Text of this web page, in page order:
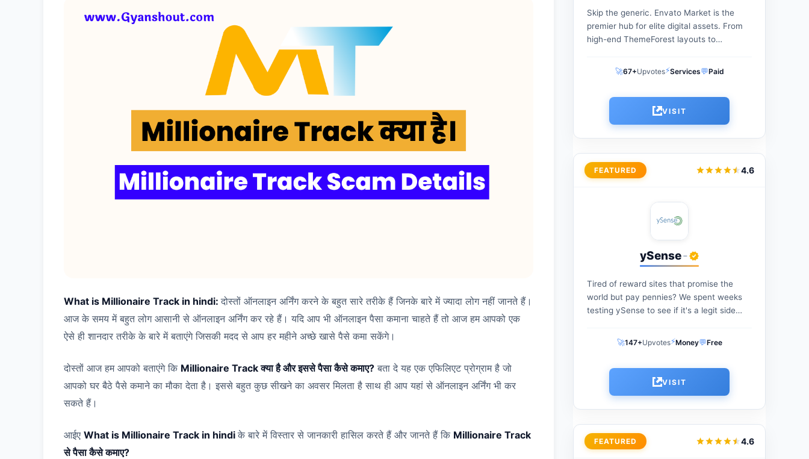
What is Millionaire Track in hindi: दोस्तों ऑनलाइन अर्निंग करने के बहुत सारे तरीके हैं जिनके बारे में ज्यादा लोग नहीं जानते हैं।
आज के समय में बहुत लोग आसानी से ऑनलाइन अर्निंग कर रहे हैं। यदि आप भी ऑनलाइन पैसा कमाना चाहते हैं तो आज हम आपको एक
ऐसे ही शानदार तरीके के बारे में बताएंगे जिसकी मदद से आप हर महीने अच्छे खासे पैसे कमा सकेंगे।
दोस्तों आज हम आपको बताएंगे कि Millionaire Track क्या है और इससे पैसा कैसे कमाए? बता दे यह एक एफिलिएट प्रोग्राम है जो
आपको घर बैठे पैसे कमाने का मौका देता है। इससे बहुत कुछ सीखने का अवसर मिलता है साथ ही आप यहां से ऑनलाइन अर्निंग भी कर
सकते हैं।
आईए What is Millionaire Track in hindi के बारे में विस्तार से जानकारी हासिल करते हैं और जानते हैं कि Millionaire Track
से पैसा कैसे कमाए?
Skip the generic. Envato Market is the
premier hub for elite digital assets. From
high-end ThemeForest layouts to
professional tools with a one-time
payment. The perfect...
🚀67+Upvotes⚡Services💬Paid
VISIT
FEATURED 4.6
ySense-
Tired of reward sites that promise the
world but pay pennies? We spent weeks
testing ySense to see if it's a legit side
🚀147+Upvotes⚡Money💬Free
VISIT
FEATURED 4.6